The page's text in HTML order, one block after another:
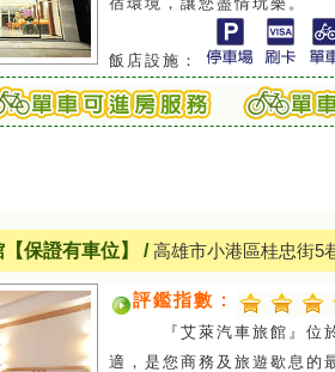
飯店設施：
保證有車位】 /高雄市小港區桂忠街5
評鑑指數 ：
『艾萊汽車旅館』位於
適，是您商務及旅遊歇息的